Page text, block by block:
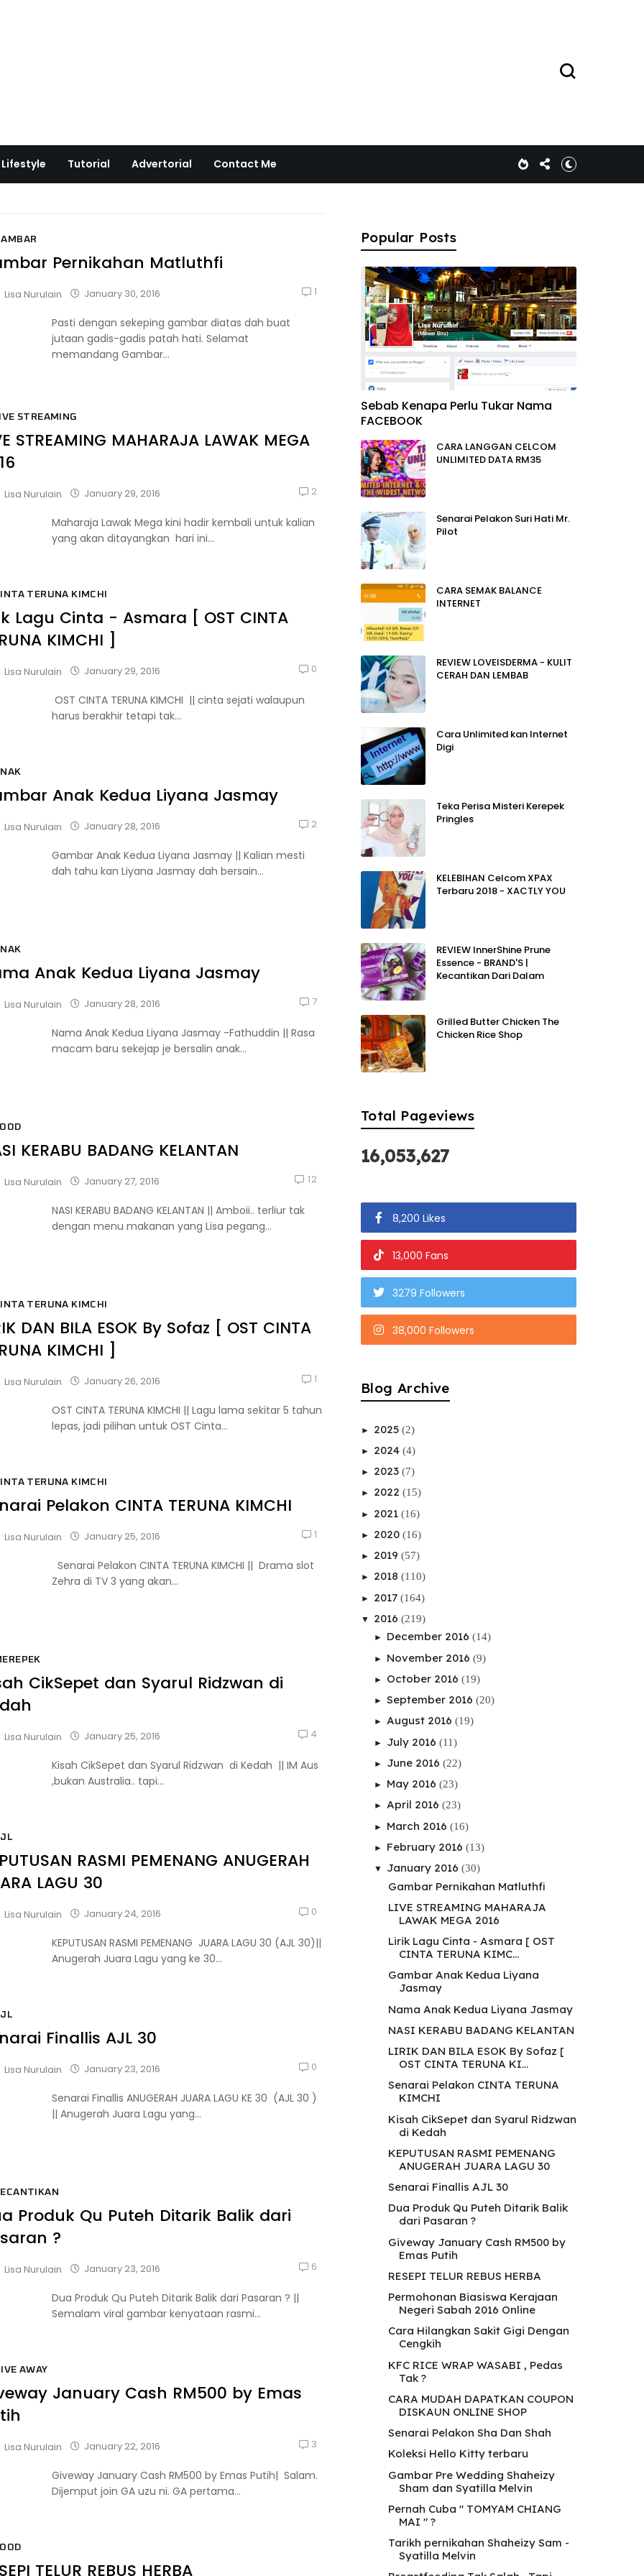
Lifestyle Tutorial Advertorial Contact Me
Pernikahan Matluthfi
Lisa Nurulain January 30, 2016 1
Pasti dengan sekeping gambar diatas dah buat
jutaan gadis-gadis patah hati. Selamat
memandang Gambar...
STREAMING
STREAMING MAHARAJA LAWAK MEGA
Lisa Nurulain January 29, 2016 2
Maharaja Lawak Mega kini hadir kembali untuk kalian
yang akan ditayangkan hari ini...
TERUNA KIMCHI
Lagu Cinta - Asmara [ OST CINTA
KIMCHI ]
Lisa Nurulain January 29, 2016 0
OST CINTA TERUNA KIMCHI || cinta sejati walaupun
harus berakhir tetapi tak...
Anak Kedua Liyana Jasmay
Lisa Nurulain January 28, 2016 2
Gambar Anak Kedua Liyana Jasmay || Kalian mesti
dah tahu kan Liyana Jasmay dah bersain...
Anak Kedua Liyana Jasmay
Lisa Nurulain January 28, 2016 7
Nama Anak Kedua Liyana Jasmay -Fathuddin || Rasa
macam baru sekejap je bersalin anak...
KERABU BADANG KELANTAN
Lisa Nurulain January 27, 2016 12
NASI KERABU BADANG KELANTAN || Amboii.. terliur tak
dengan menu makanan yang Lisa pegang...
TERUNA KIMCHI
DAN BILA ESOK By Sofaz [ OST CINTA
KIMCHI ]
Lisa Nurulain January 26, 2016 1
OST CINTA TERUNA KIMCHI || Lagu lama sekitar 5 tahun
lepas, jadi pilihan untuk OST Cinta...
TERUNA KIMCHI
Pelakon CINTA TERUNA KIMCHI
Lisa Nurulain January 25, 2016 1
Senarai Pelakon CINTA TERUNA KIMCHI || Drama slot
Zehra di TV 3 yang akan...
CikSepet dan Syarul Ridzwan di
Lisa Nurulain January 25, 2016 4
Kisah CikSepet dan Syarul Ridzwan di Kedah || IM Aus
,bukan Australia.. tapi...
RASMI PEMENANG ANUGERAH
LAGU 30
Lisa Nurulain January 24, 2016 0
KEPUTUSAN RASMI PEMENANG JUARA LAGU 30 (AJL 30)||
Anugerah Juara Lagu yang ke 30...
Finallis AJL 30
Lisa Nurulain January 23, 2016 0
Senarai Finallis ANUGERAH JUARA LAGU KE 30 (AJL 30 )
|| Anugerah Juara Lagu yang...
Produk Qu Puteh Ditarik Balik dari
?
Lisa Nurulain January 23, 2016 6
Dua Produk Qu Puteh Ditarik Balik dari Pasaran ? ||
Semalam viral gambar kenyataan rasmi...
AWAY
January Cash RM500 by Emas
Lisa Nurulain January 22, 2016 3
Giveway January Cash RM500 by Emas Putih| Salam.
Dijemput join GA uzu ni. GA pertama...
TELUR REBUS HERBA
Popular Posts
Sebab Kenapa Perlu Tukar Nama
FACEBOOK
CARA LANGGAN CELCOM
UNLIMITED DATA RM35
Senarai Pelakon Suri Hati Mr.
Pilot
CARA SEMAK BALANCE
INTERNET
REVIEW LOVEISDERMA - KULIT
CERAH DAN LEMBAB
Cara Unlimited kan Internet
Digi
Teka Perisa Misteri Kerepek
Pringles
KELEBIHAN Celcom XPAX
Terbaru 2018 - XACTLY YOU
REVIEW InnerShine Prune
Essence - BRAND'S |
Kecantikan Dari Dalam
Grilled Butter Chicken The
Chicken Rice Shop
Total Pageviews
16,053,627
8,200 Likes
13,000 Fans
3279 Followers
38,000 Followers
Blog Archive
► 2025 (2)
► 2024 (4)
► 2023 (7)
► 2022 (15)
► 2021 (16)
► 2020 (16)
► 2019 (57)
► 2018 (110)
► 2017 (164)
▼ 2016 (219)
► December 2016 (14)
► November 2016 (9)
► October 2016 (19)
► September 2016 (20)
► August 2016 (19)
► July 2016 (11)
► June 2016 (22)
► May 2016 (23)
► April 2016 (23)
► March 2016 (16)
► February 2016 (13)
▼ January 2016 (30)
Gambar Pernikahan Matluthfi
LIVE STREAMING MAHARAJA
LAWAK MEGA 2016
Lirik Lagu Cinta - Asmara [ OST
CINTA TERUNA KIMC...
Gambar Anak Kedua Liyana
Jasmay
Nama Anak Kedua Liyana Jasmay
NASI KERABU BADANG KELANTAN
LIRIK DAN BILA ESOK By Sofaz [
OST CINTA TERUNA KI...
Senarai Pelakon CINTA TERUNA
KIMCHI
Kisah CikSepet dan Syarul Ridzwan
di Kedah
KEPUTUSAN RASMI PEMENANG
ANUGERAH JUARA LAGU 30
Senarai Finallis AJL 30
Dua Produk Qu Puteh Ditarik Balik
dari Pasaran ?
Giveway January Cash RM500 by
Emas Putih
RESEPI TELUR REBUS HERBA
Permohonan Biasiswa Kerajaan
Negeri Sabah 2016 Online
Cara Hilangkan Sakit Gigi Dengan
Cengkih
KFC RICE WRAP WASABI , Pedas
Tak ?
CARA MUDAH DAPATKAN COUPON
DISKAUN ONLINE SHOP
Senarai Pelakon Sha Dan Shah
Koleksi Hello Kitty terbaru
Gambar Pre Wedding Shaheizy
Sham dan Syatilla Melvin
Pernah Cuba " TOMYAM CHIANG
MAI " ?
Tarikh pernikahan Shaheizy Sam -
Syatilla Melvin